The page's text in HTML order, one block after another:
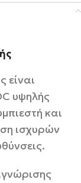
είναι
υψηλής
και
ισχυρών